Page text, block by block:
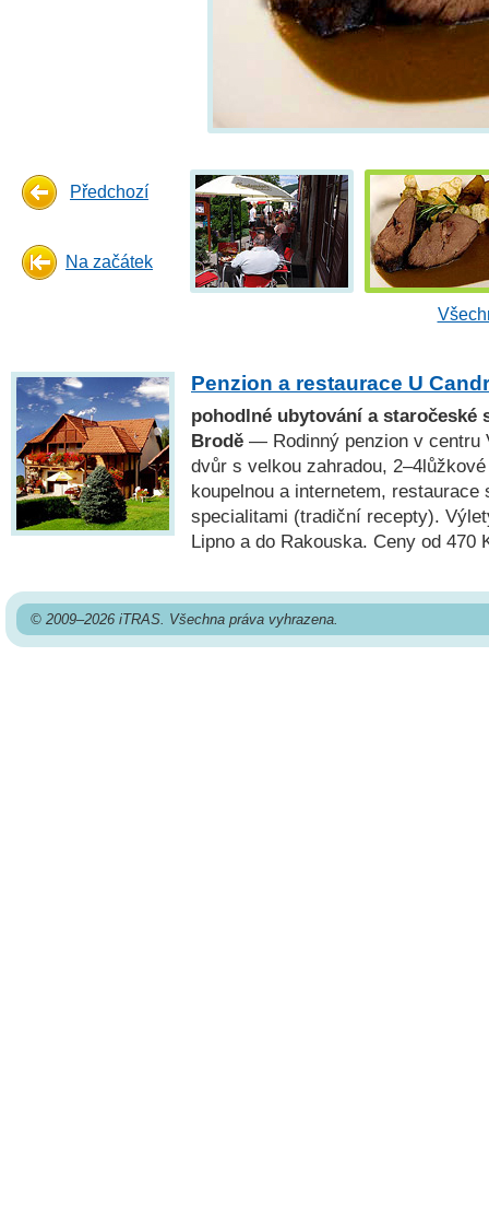
Předchozí
Na začátek
Penzion a restaurace U
pohodlné ubytování a staročeské
Brodě — Rodinný penzion v centru
dvůr s velkou zahradou,
koupelnou a internetem, restaurace
specialitami (tradiční recepty).
Lipno a do Rakouska. Ceny od 470
© 2009–2026 iTRAS. Všechna práva vyhrazena.